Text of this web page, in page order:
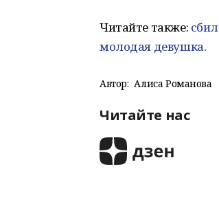
Читайте также:
молодая девушка.
Автор: Алиса Романова
Читайте нас